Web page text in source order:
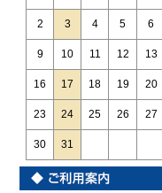
2 3 4 5 6
9 10 11 12 13
16 17 18 19 20
23 24 25 26 27
30 31